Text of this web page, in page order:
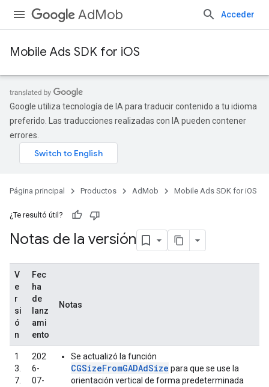
AdMob Acceder
Mobile Ads SDK for iOS
Google utiliza tecnología de IA para traducir contenido a tu idioma
preferido. Las traducciones realizadas con IA pueden contener
errores.
Página principal Productos AdMob Mobile Ads SDK for iOS
¿Te resultó útil?
Notas de la versión
V
e
r
si
ó
n
Fec
ha
de
lanz
ami
ento
Notas
1
3.
7.
202
6-
07-
Se actualizó la función
CGSizeFromGADAdSize para que se use la
orientación vertical de forma predeterminada